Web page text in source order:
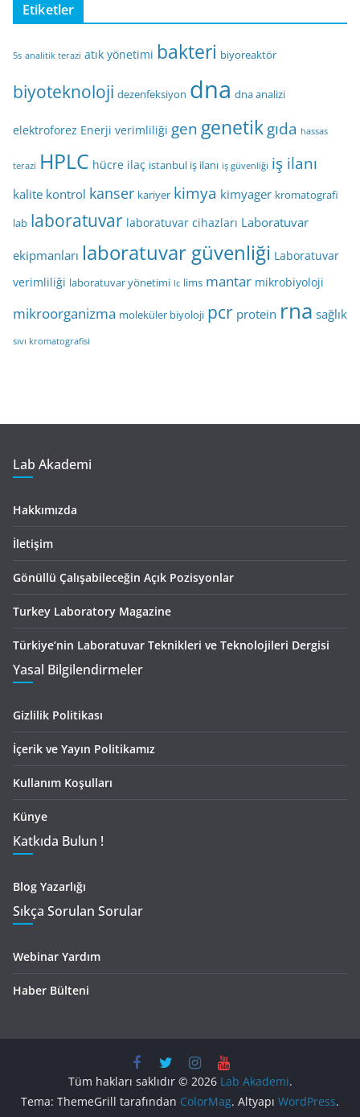
Etiketler
5s analitik terazi atık yönetimi bakteri biyoreaktör
biyoteknoloji dezenfeksiyon dna dna analizi
elektroforez Enerji verimliliği gen genetikgıda hassas
terazi HPLC hücre ilaç istanbul iş ilanı iş güvenliği iş ilanı
kalite kontrol kanser kariyer kimya kimyager kromatografi
lab laboratuvar laboratuvar cihazları Laboratuvar
ekipmanları laboratuvar güvenliği Laboratuvar
verimliliği laboratuvar yönetimi lc lims mantar mikrobiyoloji
mikroorganizma moleküler biyoloji pcr protein rna sağlık
sıvı kromatografisi
Lab Akademi
Hakkımızda
İletişim
Gönüllü Çalışabileceğin Açık Pozisyonlar
Turkey Laboratory Magazine
Türkiye’nin Laboratuvar Teknikleri ve Teknolojileri Dergisi
Yasal Bilgilendirmeler
Gizlilik Politikası
İçerik ve Yayın Politikamız
Kullanım Koşulları
Künye
Katkıda Bulun !
Blog Yazarlığı
Sıkça Sorulan Sorular
Webinar Yardım
Haber Bülteni
Tüm hakları saklıdır © 2026 Lab Akademi.
Tema: ThemeGrill tarafından ColorMag. Altyapı WordPress.